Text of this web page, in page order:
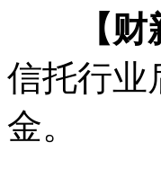
【
信托行业
金。